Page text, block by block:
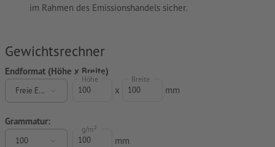
im Rahmen des Emissionshandels sicher.
Gewichtsrechner
Endformat (Höhe x Breite)
Freie Eingabe
Höhe
x
Breite
mm
Grammatur:
100
g/m²
mm